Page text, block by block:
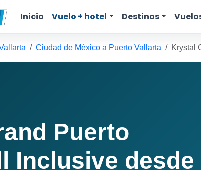
Inicio Vuelo + hotel Destinos
Ciudad de México a Puerto Vallarta Krystal
Puerto
Inclusive desde